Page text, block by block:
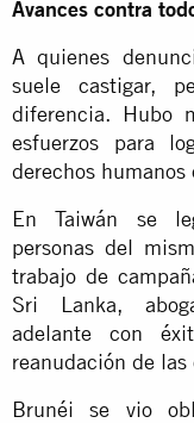
Avances contra
A quienes
suele castigar,
diferencia. Hubo
esfuerzos para
derechos
En Taiwán se
personas del
trabajo de
Sri Lanka,
adelante con
reanudación de las
Brunéi se vio